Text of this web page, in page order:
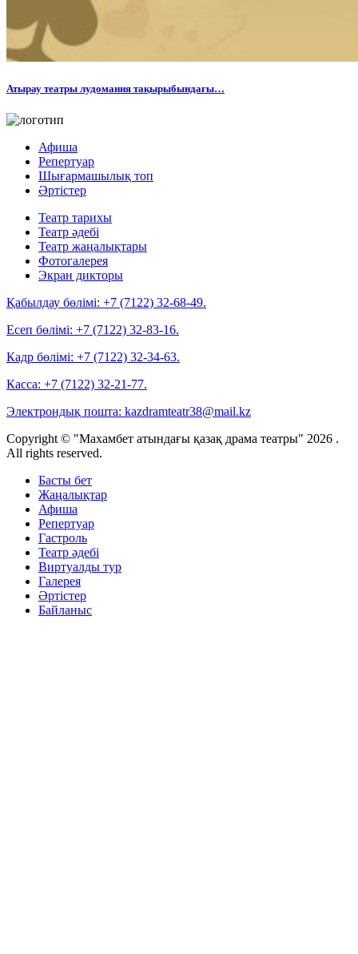
Атырау театры лудомания тақырыбындағы…
Афиша
Репертуар
Шығармашылық топ
Әртістер
Театр тарихы
Театр әдебі
Театр жаңалықтары
Фотогалерея
Экран дикторы
Қабылдау бөлімі: +7 (7122) 32-68-49.
Есеп бөлімі: +7 (7122) 32-83-16.
Кадр бөлімі: +7 (7122) 32-34-63.
Касса: +7 (7122) 32-21-77.
Электрондық пошта: kazdramteatr38@mail.kz
Copyright © "Махамбет атындағы қазақ драма театры" 2026 .
All rights reserved.
Басты бет
Жаңалықтар
Афиша
Репертуар
Гастроль
Театр әдебі
Виртуалды тур
Галерея
Әртістер
Байланыс